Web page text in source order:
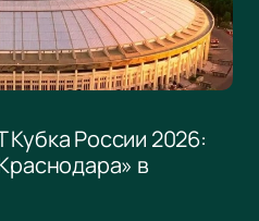
Кубка России 2026:
в